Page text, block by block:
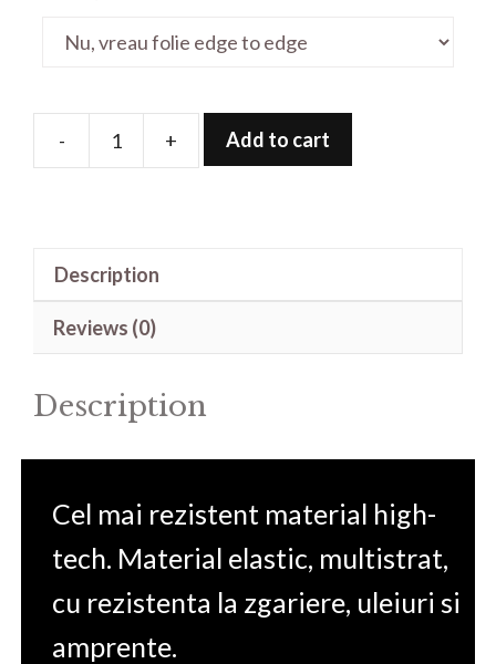
-
Folie
17.3'
+ Add to cart
Description
Reviews (0)
Description
Cel mai rezistent material high-
tech. Material elastic, multistrat,
cu rezistenta la zgariere, uleiuri si
amprente.